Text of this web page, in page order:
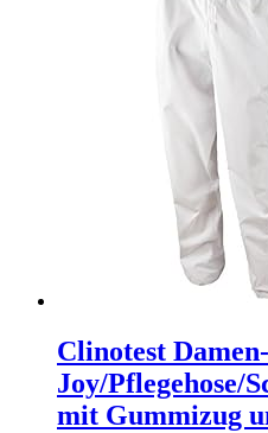
Clinotest
Joy/Pflegehose/
mit Gummizug